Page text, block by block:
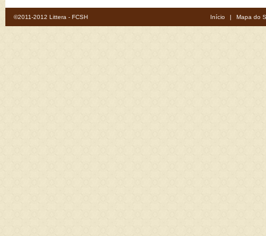
©2011-2012 Littera - FCSH Início | Mapa do